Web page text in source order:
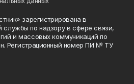
зарегистрирована в
службы по надзору в сфере связи,
и массовых коммуникаций по
Регистрационный номер ПИ № ТУ